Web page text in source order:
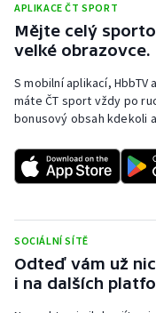
APLIKACE ČT SPORT
Mějte celý
velké obrazovce.
S mobilní aplikací,
máte ČT sport vždy po
bonusový obsah kdekoli
SOCIÁLNÍ SÍTĚ
Odteď vám už
i na dalších